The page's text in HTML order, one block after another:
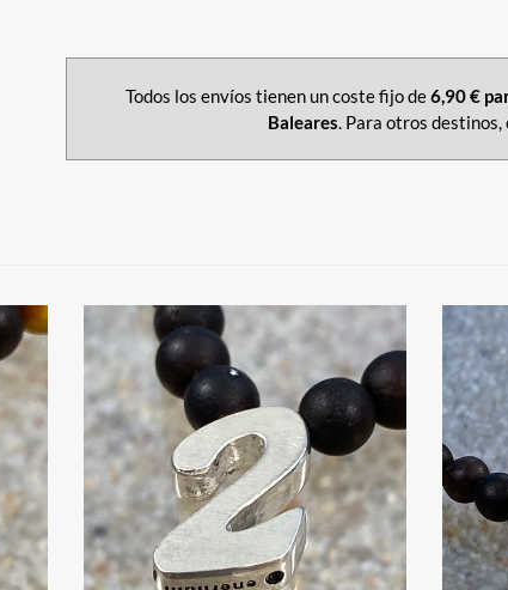
Todos los envíos tienen un coste fijo de6,90 €
Baleares. Para otros destinos,